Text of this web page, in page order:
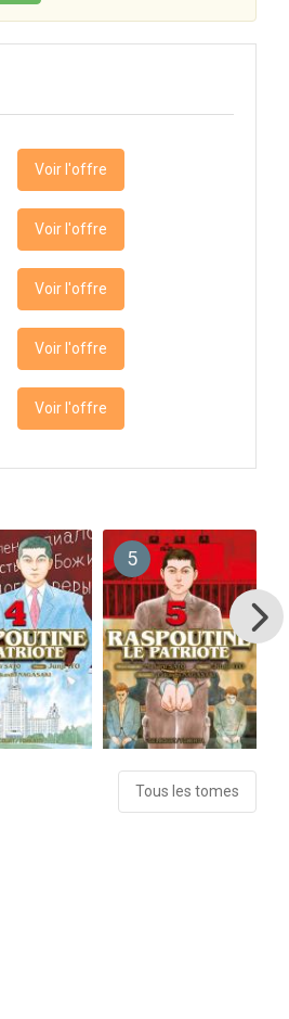
Voir l'offre
Voir l'offre
Voir l'offre
Voir l'offre
Voir l'offre
5
Tous les tomes